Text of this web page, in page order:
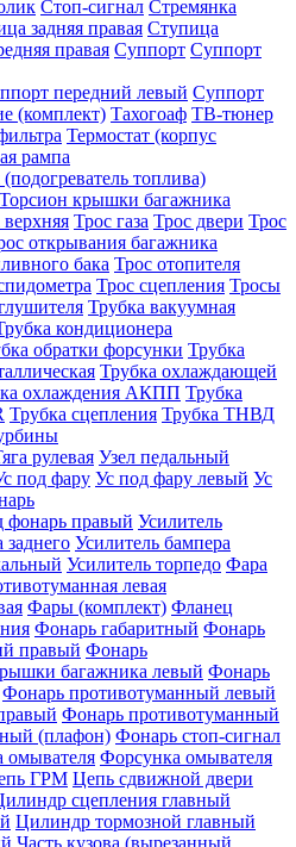
Стоп-сигнал Стремянка
задняя правая Ступица
правая Суппорт Суппорт
передний левый Суппорт
(комплект) Тахогоаф ТВ-тюнер
Термостат (корпус
рампа
топлива)
Торсион крышки багажника
верхняя Трос газа Трос двери Трос
открывания багажника
бака Трос отопителя
Трос сцепления Тросы
Трубка вакуумная
кондиционера
обратки форсунки Трубка
Трубка охлаждающей
охлаждения АКПП Трубка
Трубка сцепления Трубка ТНВД
рулевая Узел педальный
под фару Ус под фару левый Ус
фонарь правый Усилитель
заднего Усилитель бампера
Усилитель торпедо Фара
левая
Фары (комплект) Фланец
Фонарь габаритный Фонарь
правый Фонарь
багажника левый Фонарь
Фонарь противотуманный левый
Фонарь противотуманный
(плафон) Фонарь стоп-сигнал
омывателя Форсунка омывателя
ГРМ Цепь сдвижной двери
сцепления главный
Цилиндр тормозной главный
Часть кузова (вырезанный